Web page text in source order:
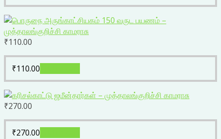
₹110.00
₹110.00
₹270.00
₹270.00